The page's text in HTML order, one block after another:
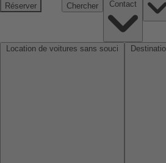
Réserver Chercher